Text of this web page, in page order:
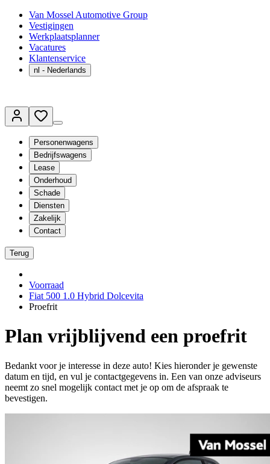
Van Mossel Automotive Group
Vestigingen
Werkplaatsplanner
Vacatures
Klantenservice
nl - Nederlands
Personenwagens
Bedrijfswagens
Lease
Onderhoud
Schade
Diensten
Zakelijk
Contact
Terug
Voorraad
Fiat 500 1.0 Hybrid Dolcevita
Proefrit
Plan vrijblijvend een proefrit
Bedankt voor je interesse in deze auto! Kies hieronder je gewenste
datum en tijd, en vul je contactgegevens in. Een van onze adviseurs
neemt zo snel mogelijk contact met je op om de afspraak te
bevestigen.